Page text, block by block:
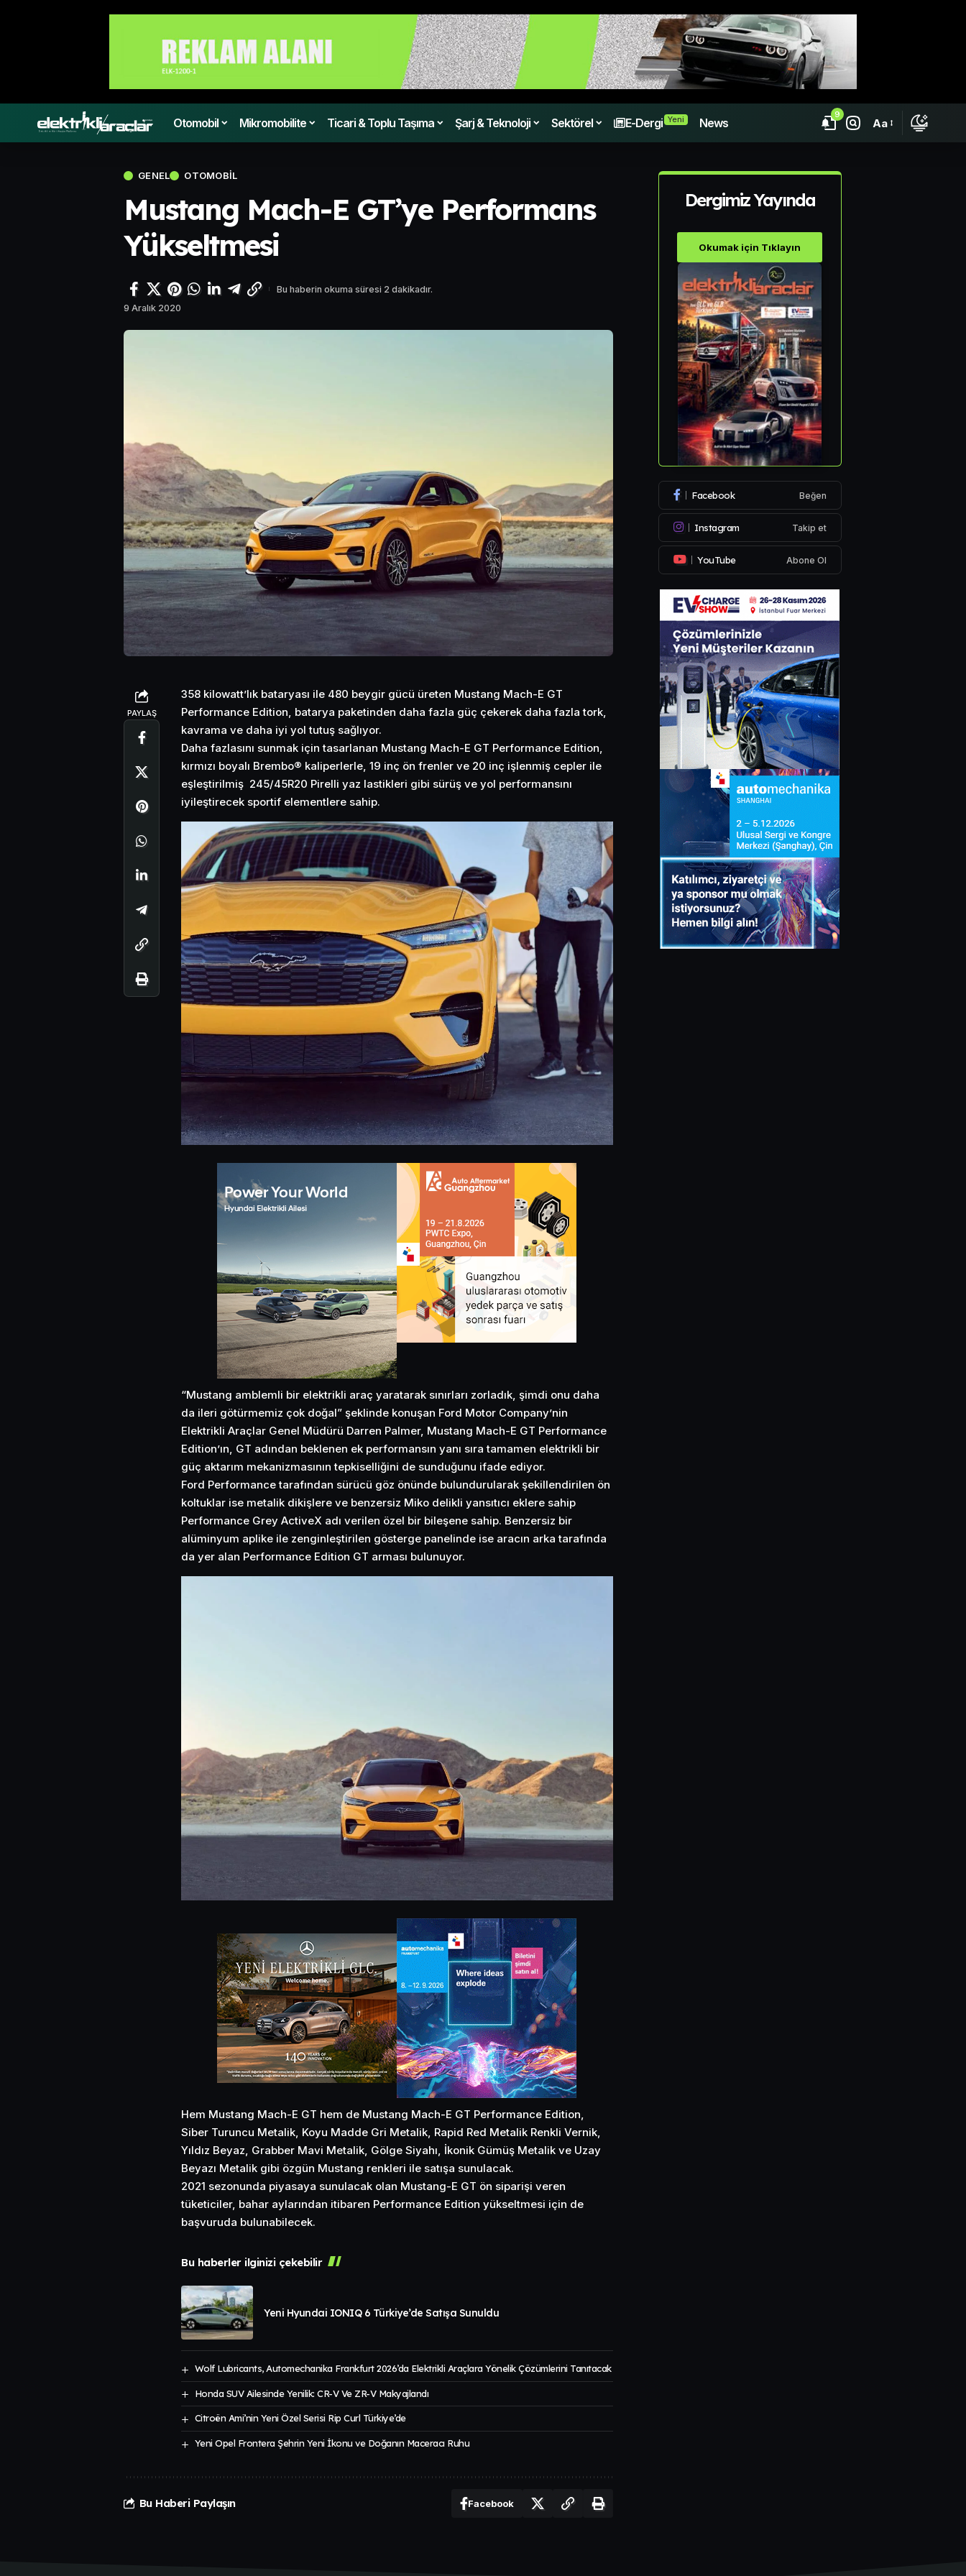
Otomobil Mikromobilite Ticari & Toplu Taşıma Şarj & Teknoloji Sektörel E-Dergi Yeni News
9
Aa
GENEL OTOMOBIL
Mustang Mach-E GT’ye Performans
Yükseltmesi
9 Aralık 2020
Bu haberin okuma süresi 2 dakikadır.
PAYLAŞ
358 kilowatt’lık bataryası ile 480 beygir gücü üreten Mustang Mach-E GT
Performance Edition, batarya paketinden daha fazla güç çekerek daha fazla tork,
kavrama ve daha iyi yol tutuş sağlıyor.
Daha fazlasını sunmak için tasarlanan Mustang Mach-E GT Performance Edition,
kırmızı boyalı Brembo® kaliperlerle, 19 inç ön frenler ve 20 inç işlenmiş cepler ile
eşleştirilmiş 245/45R20 Pirelli yaz lastikleri gibi sürüş ve yol performansını
iyileştirecek sportif elementlere sahip.
“Mustang amblemli bir elektrikli araç yaratarak sınırları zorladık, şimdi onu daha
da ileri götürmemiz çok doğal” şeklinde konuşan Ford Motor Company’nin
Elektrikli Araçlar Genel Müdürü Darren Palmer, Mustang Mach-E GT Performance
Edition’ın, GT adından beklenen ek performansın yanı sıra tamamen elektrikli bir
güç aktarım mekanizmasının tepkiselliğini de sunduğunu ifade ediyor.
Ford Performance tarafından sürücü göz önünde bulundurularak şekillendirilen ön
koltuklar ise metalik dikişlere ve benzersiz Miko delikli yansıtıcı eklere sahip
Performance Grey ActiveX adı verilen özel bir bileşene sahip. Benzersiz bir
alüminyum aplike ile zenginleştirilen gösterge panelinde ise aracın arka tarafında
da yer alan Performance Edition GT arması bulunuyor.
Hem Mustang Mach-E GT hem de Mustang Mach-E GT Performance Edition,
Siber Turuncu Metalik, Koyu Madde Gri Metalik, Rapid Red Metalik Renkli Vernik,
Yıldız Beyaz, Grabber Mavi Metalik, Gölge Siyahı, İkonik Gümüş Metalik ve Uzay
Beyazı Metalik gibi özgün Mustang renkleri ile satışa sunulacak.
2021 sezonunda piyasaya sunulacak olan Mustang-E GT ön siparişi veren
tüketiciler, bahar aylarından itibaren Performance Edition yükseltmesi için de
başvuruda bulunabilecek.
Bu haberler ilginizi çekebilir
Yeni Hyundai IONIQ 6 Türkiye’de Satışa Sunuldu
Wolf Lubricants, Automechanika Frankfurt 2026’da Elektrikli Araçlara Yönelik Çözümlerini Tanıtacak
Honda SUV Ailesinde Yenilik: CR-V Ve ZR-V Makyajlandı
Citroën Ami’nin Yeni Özel Serisi Rip Curl Türkiye’de
Yeni Opel Frontera Şehrin Yeni İkonu ve Doğanın Maceracı Ruhu
Bu Haberi Paylaşın Facebook
Dergimiz Yayında
Okumak için Tıklayın
Facebook Beğen
Instagram Takip et
YouTube Abone Ol